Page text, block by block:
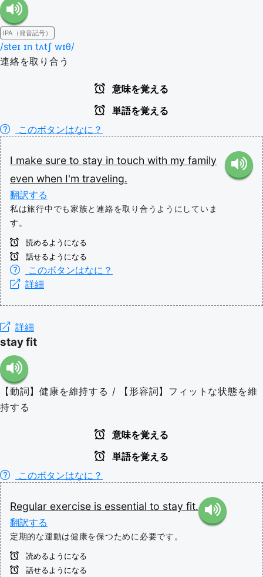
IPA（発音記号）
/steɪ ɪn tʌtʃ wɪθ/
連絡を取り合う
意味を覚える
単語を覚える
このボタンはなに？
I make sure to stay in touch with my family
even when I'm traveling.
翻訳する
私は旅行中でも家族と連絡を取り合うようにしていま
す。
読めるようになる
話せるようになる
このボタンはなに？
詳細
詳細
stay fit
【動詞】健康を維持する / 【形容詞】フィットな状態を維
持する
意味を覚える
単語を覚える
このボタンはなに？
Regular exercise is essential to stay fit.
翻訳する
定期的な運動は健康を保つために必要です。
読めるようになる
話せるようになる